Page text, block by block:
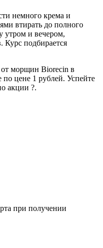
немного крема и
втирать до полного
утром и вечером,
Курс подбирается
морщин Biorecin в
цене 1 рублей. Успейте
акции ?.
при получении